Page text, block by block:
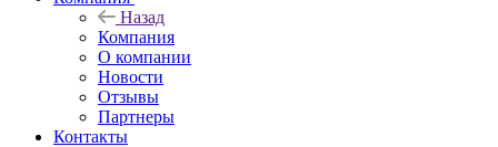
Назад
Компания
О компании
Новости
Отзывы
Партнеры
Контакты